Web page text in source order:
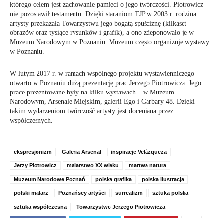
którego celem jest zachowanie pamięci o jego twórczości. Piotrowicz
nie pozostawił testamentu. Dzięki staraniom TJP w 2003 r. rodzina
artysty przekazała Towarzystwu jego bogatą spuściznę (kilkaset
obrazów oraz tysiące rysunków i grafik), a ono zdeponowało je w
Muzeum Narodowym w Poznaniu. Muzeum często organizuje wystawy
w Poznaniu.
W lutym 2017 r. w ramach wspólnego projektu wystawienniczego
otwarto w Poznaniu dużą prezentację prac Jerzego Piotrowicza. Jego
prace prezentowane były na kilku wystawach – w Muzeum
Narodowym, Arsenale Miejskim, galerii Ego i Garbary 48. Dzięki
takim wydarzeniom twórczość artysty jest doceniana przez
współczesnych.
ekspresjonizm Galeria Arsenał inspiracje Velázqueza
Jerzy Piotrowicz malarstwo XX wieku martwa natura
Muzeum Narodowe Poznań polska grafika polska ilustracja
polski malarz Poznańscy artyści surrealizm sztuka polska
sztuka współczesna Towarzystwo Jerzego Piotrowicza